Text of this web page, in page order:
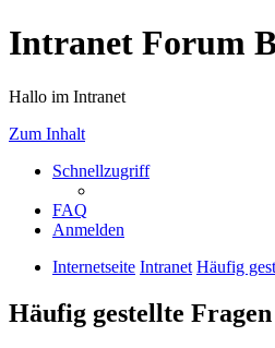
Intranet Forum
Hallo im Intranet
Zum Inhalt
Schnellzugriff
FAQ
Anmelden
Internetseite Intranet Häufig
Häufig gestellte Fragen